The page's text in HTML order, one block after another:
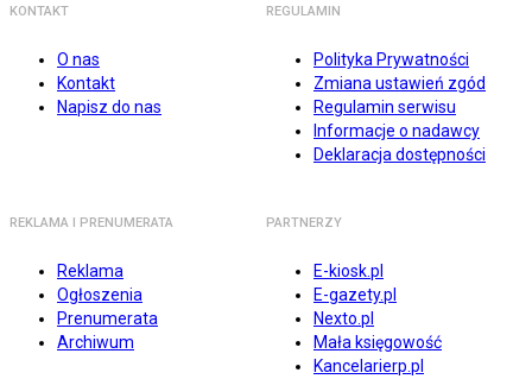
KONTAKT
O nas
Kontakt
Napisz do nas
REGULAMIN
Polityka Prywatności
Zmiana ustawień zgód
Regulamin serwisu
Informacje o nadawcy
Deklaracja dostępności
REKLAMA I PRENUMERATA
Reklama
Ogłoszenia
Prenumerata
Archiwum
PARTNERZY
E-kiosk.pl
E-gazety.pl
Nexto.pl
Mała księgowość
Kancelarierp.pl